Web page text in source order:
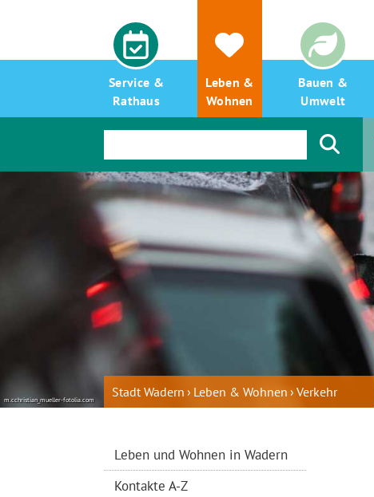
Service &
Rathaus
Leben &
Wohnen
Bauen &
Umwelt
m.cchristian_mueller-fotolia.com Stadt Wadern Leben & Wohnen Verkehr
Leben und Wohnen in Wadern
Kontakte A-Z